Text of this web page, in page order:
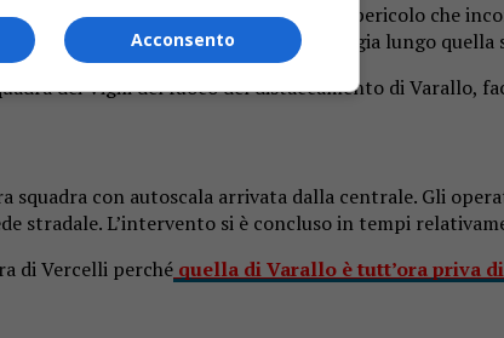
di Borgosesia per rimuovere un pericolo che
con evidente rischi per chi viaggia lungo quella
dei Vigili del fuoco del distaccamento di Varallo,
squadra con autoscala arrivata dalla centrale. Gli
stradale. L’intervento si è concluso in tempi
di Vercelli perché quella di Varallo è tutt’ora priva
Acconsento